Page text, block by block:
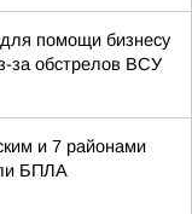
помощи бизнесу
за обстрелов ВСУ
и 7 районами
БПЛА